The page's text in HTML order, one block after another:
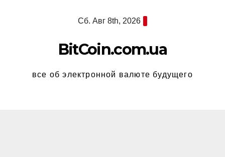
Сб. Авг 8th, 2026
BitCoin.com.ua
все об электронной валюте будущего